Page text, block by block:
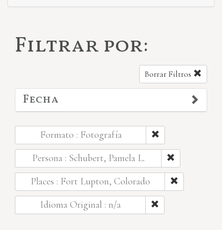
Filtrar por:
Borrar Filtros
Fecha
Formato : Fotografía
Persona : Schubert, Pamela L.
Places : Fort Lupton, Colorado
Idioma Original : n/a